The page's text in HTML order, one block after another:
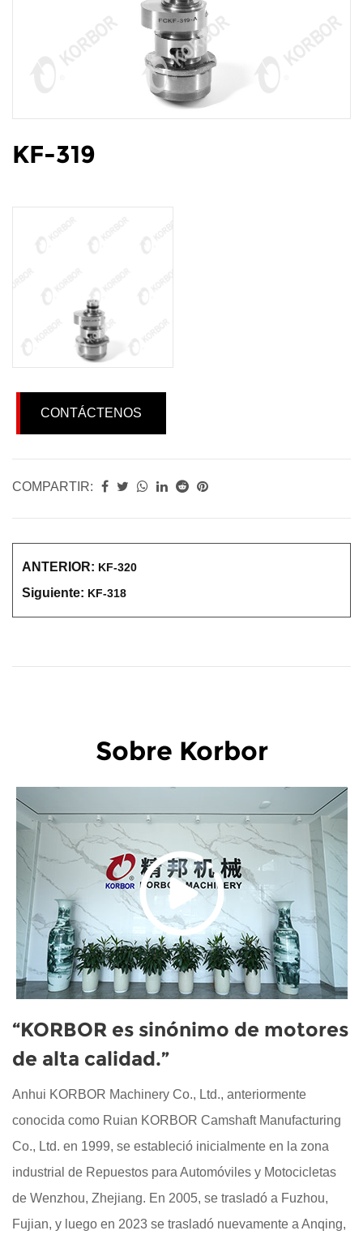
KF-319
CONTÁCTENOS
COMPARTIR:
ANTERIOR: KF-320
Siguiente: KF-318
Sobre Korbor
“KORBOR es sinónimo de motores
de alta calidad.”
Anhui KORBOR Machinery Co., Ltd., anteriormente
conocida como Ruian KORBOR Camshaft Manufacturing
Co., Ltd. en 1999, se estableció inicialmente en la zona
industrial de Repuestos para Automóviles y Motocicletas
de Wenzhou, Zhejiang. En 2005, se trasladó a Fuzhou,
Fujian, y luego en 2023 se trasladó nuevamente a Anqing,